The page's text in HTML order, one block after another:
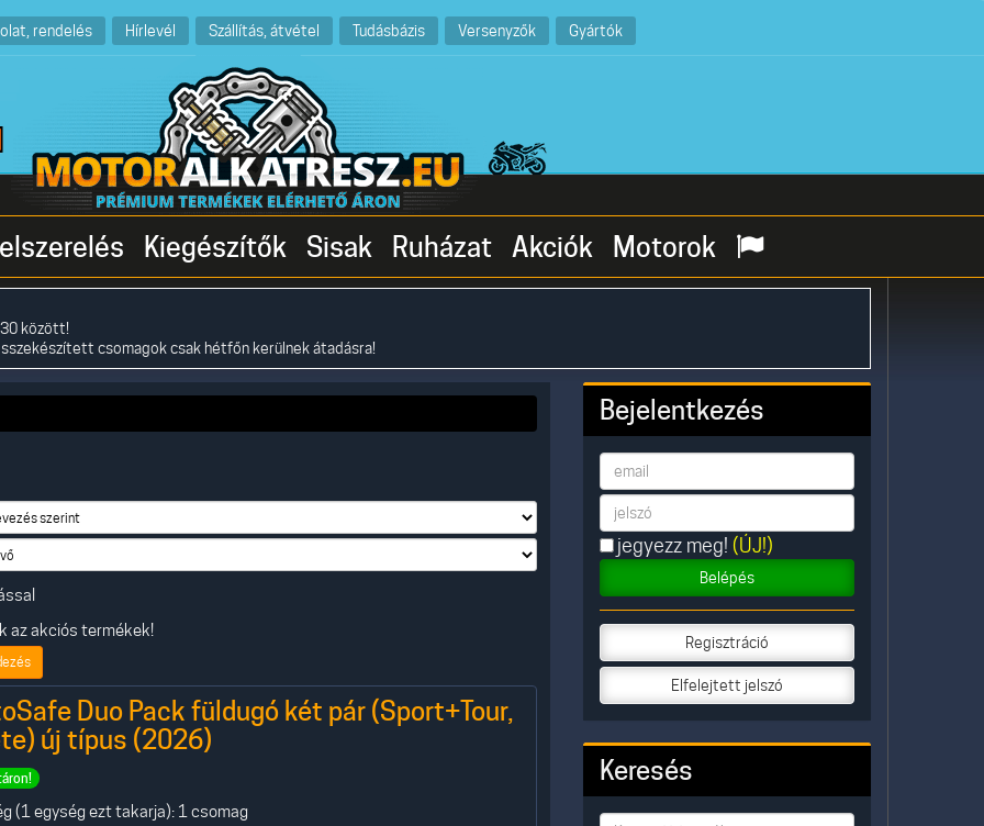
rendelés Hírlevél Szállítás, átvétel Tudásbázis Versenyzők Gyártók
Kiegészítők Sisak Ruházat Akciók Motorok
között!
csomagok csak hétfőn kerülnek átadásra!
az akciós termékek!
Duo Pack füldugó két pár (Sport+Tour,
új típus (2026)
(1 egység ezt takarja): 1 csomag
Bejelentkezés
jegyezz meg! (ÚJ!)
Belépés
Regisztráció
Elfelejtett jelszó
Keresés